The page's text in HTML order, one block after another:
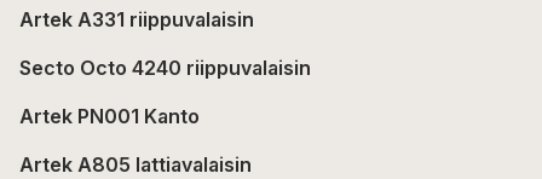
Artek A331 riippuvalaisin
Secto Octo 4240 riippuvalaisin
Artek PN001 Kanto
Artek A805 lattiavalaisin